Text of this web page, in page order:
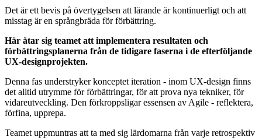
Det är ett bevis på övertygelsen att lärande är kontinuerligt och att
misstag är en språngbräda för förbättring.
Här åtar sig teamet att implementera resultaten och
förbättringsplanerna från de tidigare faserna i de efterföljande
UX-designprojekten.
Denna fas understryker konceptet iteration - inom UX-design finns
det alltid utrymme för förbättringar, för att prova nya tekniker, för
vidareutveckling. Den förkroppsligar essensen av Agile - reflektera,
förfina, upprepa.
Teamet uppmuntras att ta med sig lärdomarna från varje retrospektiv